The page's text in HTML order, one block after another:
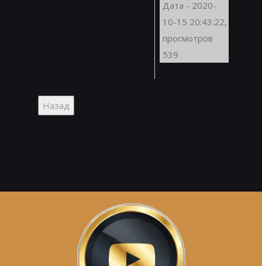
Дата - 2020-
10-15 20:43:22,
просмотров
539